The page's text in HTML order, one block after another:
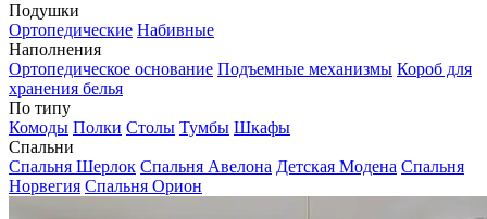
Подушки
Ортопедические Набивные
Наполнения
Ортопедическое основание Подъемные механизмы Короб для
хранения белья
По типу
Комоды Полки Столы Тумбы Шкафы
Спальни
Спальня Шерлок Спальня Авелона Детская Модена Спальня
Норвегия Спальня Орион